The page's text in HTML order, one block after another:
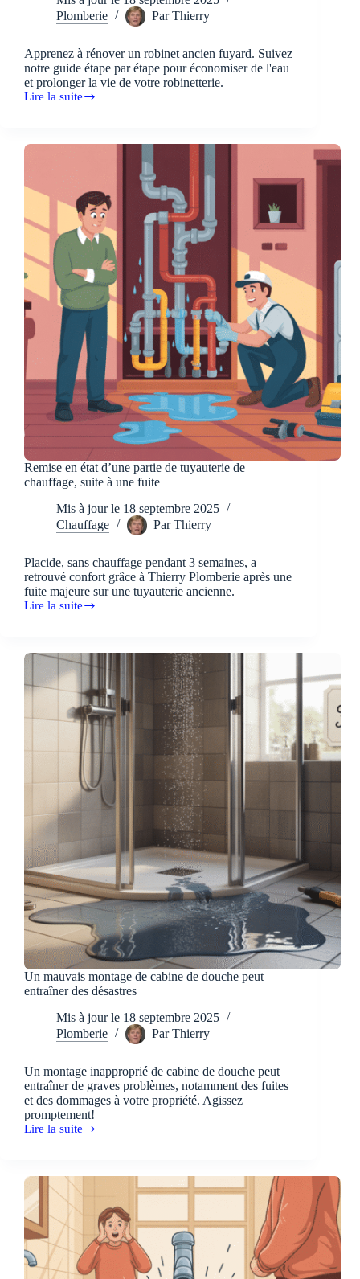
Plomberie
Par Thierry
Apprenez à rénover un robinet ancien fuyard. Suivez
notre guide étape par étape pour économiser de l'eau
et prolonger la vie de votre robinetterie.
Lire la suite
Rénovation
ancien
au
goutte
goutte
Remise en état d’une partie de tuyauterie de
chauffage, suite à une fuite
Mis à jour le 18 septembre 2025
Chauffage
Par Thierry
Placide, sans chauffage pendant 3 semaines, a
retrouvé confort grâce à Thierry Plomberie après une
fuite majeure sur une tuyauterie ancienne.
Lire la suite
Remise
d’une
tuyauterie
chauffage,
Un mauvais montage de cabine de douche peut
entraîner des désastres
Mis à jour le 18 septembre 2025
Plomberie
Par Thierry
Un montage inapproprié de cabine de douche peut
entraîner de graves problèmes, notamment des fuites
et des dommages à votre propriété. Agissez
promptement!
Lire la suite
Un
de
cabine
de
douche
peut
entraîner
des
désastres